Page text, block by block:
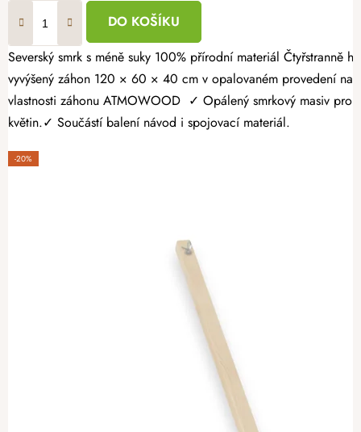
DO KOŠÍKU
Severský smrk s méně suky 100% přírodní materiál Čtyřstranně hoblovaný masiv Vypěstujte si čerstvé bylinky, zeleninu nebo jahody v záhonu, který spojuje přírodní vzhled s dlouhou životností. Dřevěný
vyvýšený záhon 120 × 60 × 40 cm v opalovaném provedení
vlastnosti záhonu ATMOWOOD ✓ Opálený smrkový masiv
květin.✓ Součástí balení návod i spojovací materiál.
-20%